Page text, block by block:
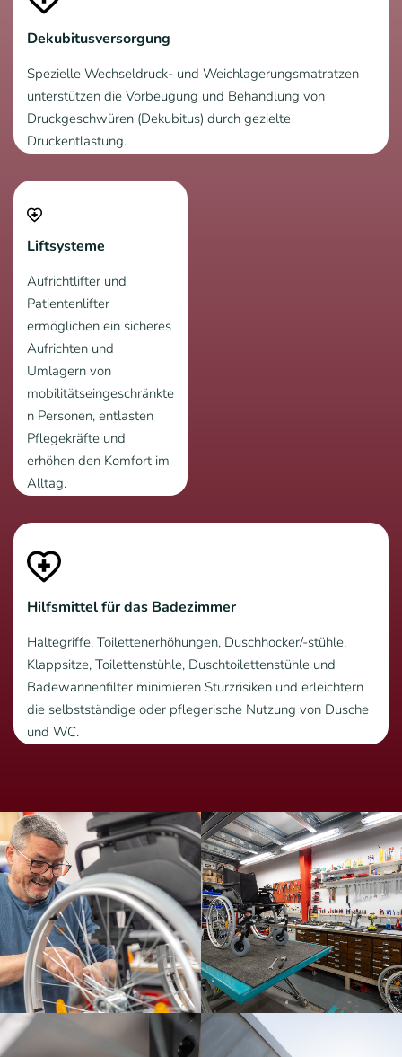
Dekubitusversorgung
Spezielle Wechseldruck- und Weichlagerungsmatratzen
unterstützen die Vorbeugung und Behandlung von
Druckgeschwüren (Dekubitus) durch gezielte
Druckentlastung.
Liftsysteme
Aufrichtlifter und
Patientenlifter
ermöglichen ein sicheres
Aufrichten und
Umlagern von
mobilitätseingeschränkte
n Personen, entlasten
Pflegekräfte und
erhöhen den Komfort im
Alltag.
Hilfsmittel für das Badezimmer
Haltegriffe, Toilettenerhöhungen, Duschhocker/-stühle,
Klappsitze, Toilettenstühle, Duschtoilettenstühle und
Badewannenfilter minimieren Sturzrisiken und erleichtern
die selbstständige oder pflegerische Nutzung von Dusche
und WC.